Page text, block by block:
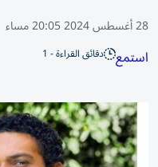
28 أغسطس 2024 20:05 مساء
استمع دقائق القراءة - 1